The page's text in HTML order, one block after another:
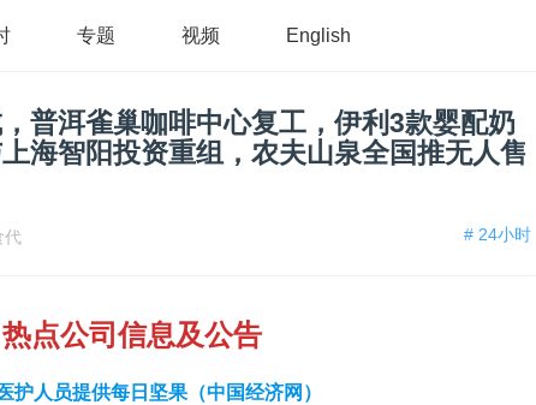
专题 视频 English
普洱雀巢咖啡中心复工，伊利3款婴配奶
海智阳投资重组，农夫山泉全国推无人售
# 24小时
代
热点公司信息及公告
人员提供每日坚果（中国经济网）